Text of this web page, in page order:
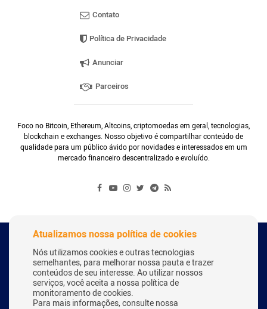
Contato
Política de Privacidade
Anunciar
Parceiros
Foco no Bitcoin, Ethereum, Altcoins, criptomoedas em geral, tecnologias,
blockchain e exchanges. Nosso objetivo é compartilhar conteúdo de
qualidade para um público ávido por novidades e interessados em um
mercado financeiro descentralizado e evoluído.
Copyright Webitcoin 2018 - Todos os Direitos Reservados
Desenvolvido por: Herick Correa
Atualizamos nossa política de cookies
Nós utilizamos cookies e outras tecnologias
semelhantes, para melhorar nossa pauta e trazer
conteúdos de seu interesse. Ao utilizar nossos
serviços, você aceita a nossa política de
monitoramento de cookies.
Para mais informações, consulte nossa